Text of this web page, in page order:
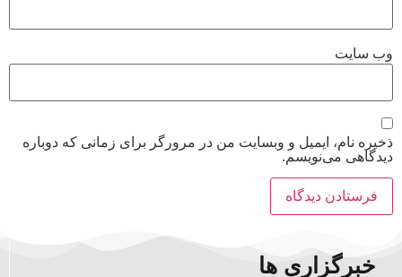
وب‌ سایت
ذخیره نام، ایمیل و وبسایت من در مرورگر برای زمانی که دوباره
دیدگاهی می‌نویسم.
خبرگزاری ها